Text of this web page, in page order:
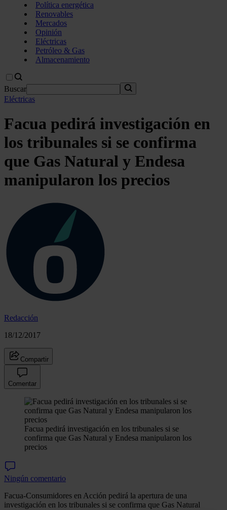
Política energética
Renovables
Mercados
Opinión
Eléctricas
Petróleo & Gas
Almacenamiento
Buscar
Eléctricas
Facua pedirá investigación en
los tribunales si se confirma
que Gas Natural y Endesa
manipularon los precios
Redacción
18/12/2017
Compartir
Comentar
Facua pedirá investigación en los tribunales si se
confirma que Gas Natural y Endesa manipularon los
precios
Ningún comentario
Facua-Consumidores en Acción pedirá la apertura de una
investigación en los tribunales si se confirma que Gas Natural